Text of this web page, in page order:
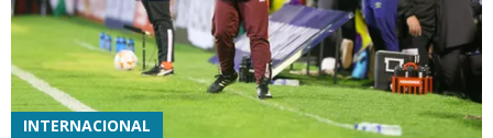
INTERNACIONAL